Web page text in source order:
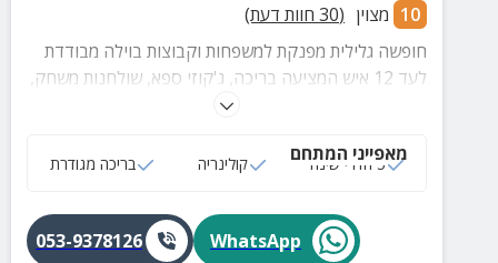
10 מצוין (
30 חוות דעת)
חופשה גלילית מפנקת למשפחות וקבוצות בוילה מבודדת
לעד 12 איש המציעה בריכה, ג'קוזי ספא, שולחנות משחק,
מאפייני המתחם
5 חדרי שינה קולינריה בריכה מגודרת
WhatsApp
053-9378126